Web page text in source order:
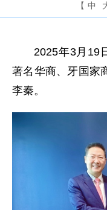
【 中
2025年3月19
著名华商、牙国家
李秦。